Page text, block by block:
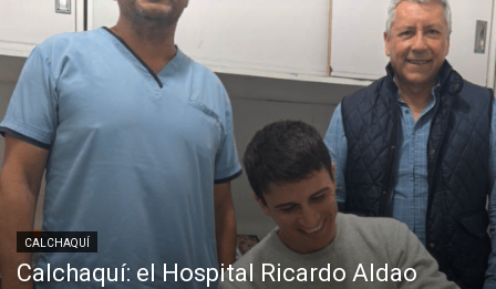
CALCHAQUÍ
Calchaquí: el Hospital Ricardo Aldao